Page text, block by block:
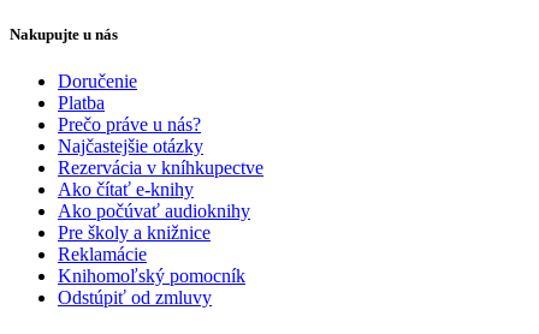
Nakupujte u nás
Doručenie
Platba
Prečo práve u nás?
Najčastejšie otázky
Rezervácia v kníhkupectve
Ako čítať e-knihy
Ako počúvať audioknihy
Pre školy a knižnice
Reklamácie
Knihomoľský pomocník
Odstúpiť od zmluvy